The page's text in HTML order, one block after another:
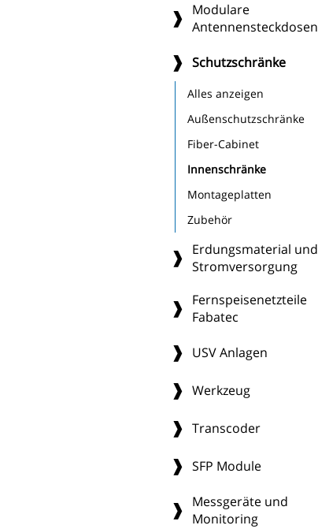
Modulare
Antennensteckdosen
Schutzschränke
Alles anzeigen
Außenschutzschränke
Fiber-Cabinet
Innenschränke
Montageplatten
Zubehör
Erdungsmaterial und
Stromversorgung
Fernspeisenetzteile
Fabatec
USV Anlagen
Werkzeug
Transcoder
SFP Module
Messgeräte und
Monitoring